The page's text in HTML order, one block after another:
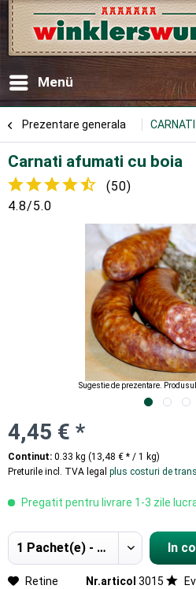
Menü
Prezentare generala CARNATI
Carnati afumati cu boia
(50)
4.8/5.0
Sugestie de prezentare.
4,45 € *
Continut: 0.33 kg (13,48 € * / 1 kg)
Preturile incl. TVA legal plus costuri de
Pregatit pentru livrare 1-3 zile
In
Nr.articol 3015
Retine